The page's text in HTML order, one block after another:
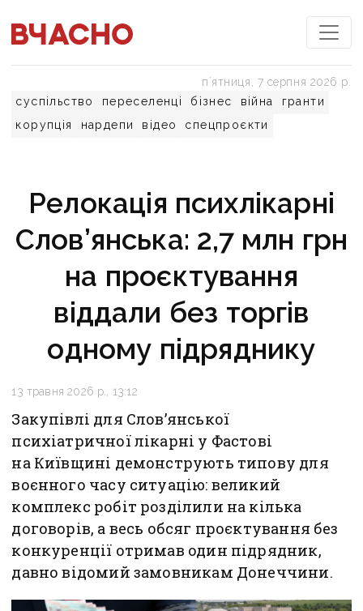
суспільство переселенці бізнес війна
гранти
корупція
нардепи відео спецпроєкти
пʼятниця, 7 серпня 2026 р.
Релокація психлікарні
Слов’янська: 2,7 млн грн
на проєктування
віддали без торгів
одному підряднику
13 травня 2026 р., 13:12
Закупівлі для Слов’янської
психіатричної лікарні у Фастові
на Київщині демонструють типову для
воєнного часу ситуацію: великий
комплекс робіт розділили на кілька
договорів, а весь обсяг проєктування без
конкуренції отримав один підрядник,
давно відомий замовникам Донеччини.